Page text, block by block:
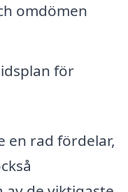
omdömen
för
en rad fördelar,